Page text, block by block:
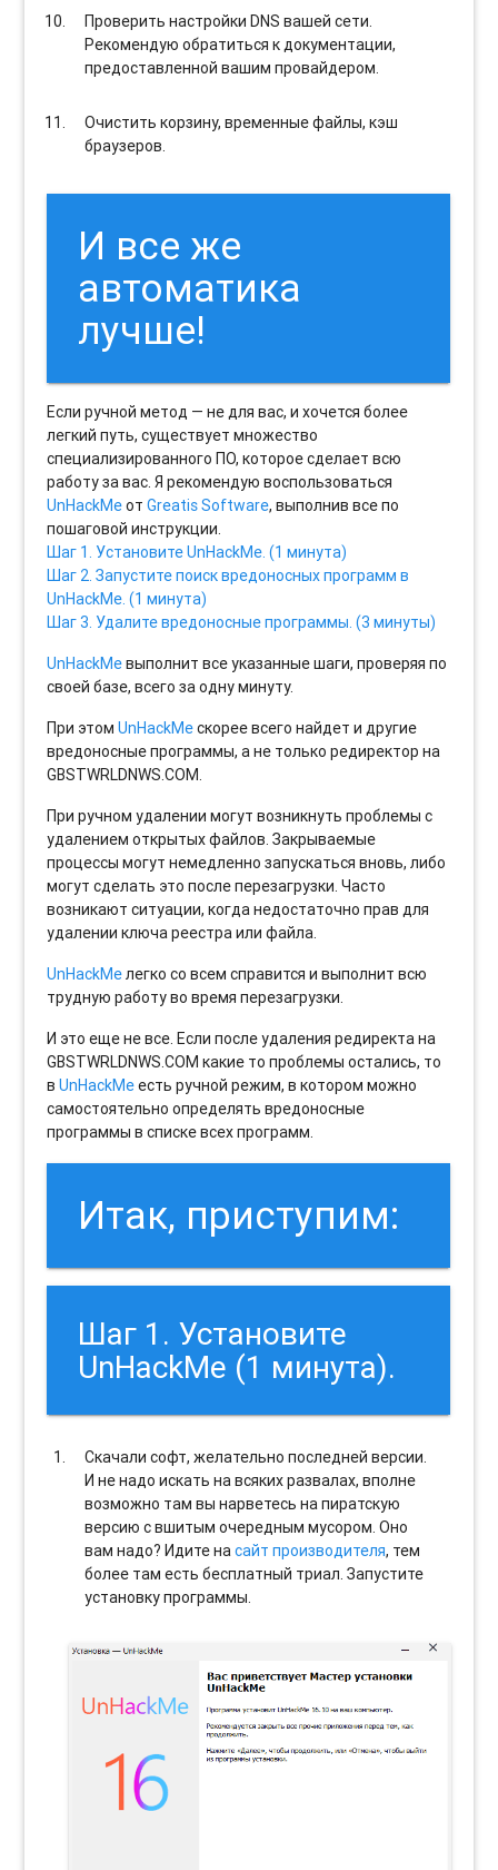
Проверить настройки DNS вашей сети.
Рекомендую обратиться к документации,
предоставленной вашим провайдером.
Очистить корзину, временные файлы, кэш
браузеров.
И все же
автоматика
лучше!
Если ручной метод — не для вас, и хочется более
легкий путь, существует множество
специализированного ПО, которое сделает всю
работу за вас. Я рекомендую воспользоваться
UnHackMeотGreatis Software, выполнив все по
пошаговой инструкции.
Шаг 1. Установите UnHackMe. (1 минута)
Шаг 2. Запустите поиск вредоносных программ в
UnHackMe. (1 минута)
Шаг 3. Удалите вредоносные программы. (3 минуты)
UnHackMeвыполнит все указанные шаги, проверяя по
своей базе, всего за одну минуту.
При этомUnHackMeскорее всего найдет и другие
вредоносные программы, а не только редиректор на
GBSTWRLDNWS.COM.
При ручном удалении могут возникнуть проблемы с
удалением открытых файлов. Закрываемые
процессы могут немедленно запускаться вновь, либо
могут сделать это после перезагрузки. Часто
возникают ситуации, когда недостаточно прав для
удалении ключа реестра или файла.
UnHackMeлегко со всем справится и выполнит всю
трудную работу во время перезагрузки.
И это еще не все. Если после удаления редиректа на
GBSTWRLDNWS.COM какие то проблемы остались, то
вUnHackMeесть ручной режим, в котором можно
самостоятельно определять вредоносные
программы в списке всех программ.
Итак, приступим:
Шаг 1. Установите
UnHackMe (1 минута).
Скачали софт, желательно последней версии.
И не надо искать на всяких развалах, вполне
возможно там вы нарветесь на пиратскую
версию с вшитым очередным мусором. Оно
вам надо? Идите насайт производителя, тем
более там есть бесплатный триал. Запустите
установку программы.